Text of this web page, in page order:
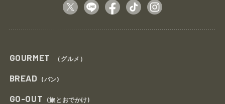
GOURMET （グルメ）
BREAD (パン)
GO-OUT (旅とおでかけ)